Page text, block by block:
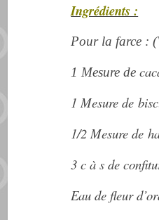
Ingrédients :
Pour la farce :
1 Mesure de
1 Mesure de
1/2 Mesure de
3 c à s de
Eau de fleur